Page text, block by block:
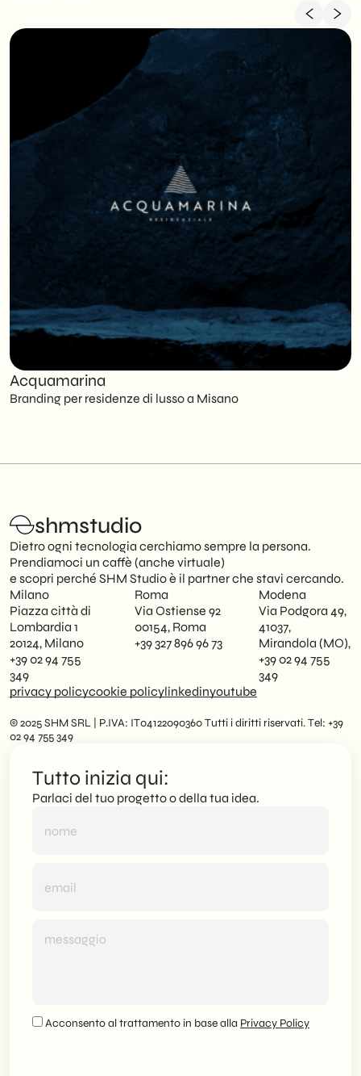
Acquamarina
Branding per residenze di lusso a Misano
shmstudio
Dietro ogni tecnologia cerchiamo sempre la persona.
Prendiamoci un caffè (anche virtuale)
e scopri perché SHM Studio è il partner che stavi cercando.
Milano
Piazza città di
Lombardia 1
20124, Milano
+39 02 94 755
349
Roma
Via Ostiense 92
00154, Roma
+39 327 896 96 73
Modena
Via Podgora 49,
41037,
Mirandola (MO),
+39 02 94 755
349
privacy policycookie policylinkedinyoutube
© 2025 SHM SRL | P.IVA: IT04122090360 Tutti i diritti riservati. Tel: +39
02 94 755 349
Tutto inizia qui:
Parlaci del tuo progetto o della tua idea.
Acconsento al trattamento in base alla Privacy Policy